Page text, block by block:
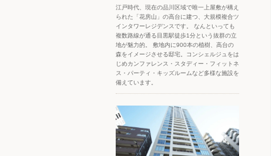
江戸時代、現在の品川区域で唯一上屋敷が構え
られた「花房山」の高台に建つ、大規模複合ツ
インタワーレジデンスです。 なんといっても
複数路線が通る目黒駅徒歩1分という抜群の立
地が魅力的。 敷地内に900本の植樹、高台の
森をイメージさせる邸宅。コンシェルジュをは
じめカンファレンス・スタディー・フィットネ
ス・パーティ・キッズルームなど多様な施設を
備えています。